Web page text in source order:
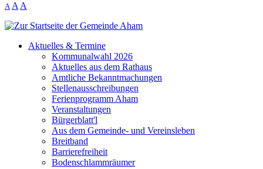
A A A
Aktuelles & Termine
Kommunalwahl 2026
Aktuelles aus dem Rathaus
Amtliche Bekanntmachungen
Stellenausschreibungen
Ferienprogramm Aham
Veranstaltungen
Bürgerblatt'l
Aus dem Gemeinde- und Vereinsleben
Breitband
Barrierefreiheit
Bodenschlammräumer